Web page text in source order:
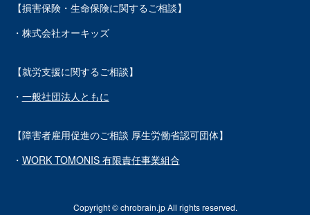
【損害保険・生命保険に関するご相談】
・株式会社オーキッズ
【就労支援に関するご相談】
・ 一般社団法人ともに
【障害者雇用促進のご相談 厚生労働省認可団体】
・ WORK TOMONIS 有限責任事業組合
Copyright © chrobrain.jp All rights reserved.